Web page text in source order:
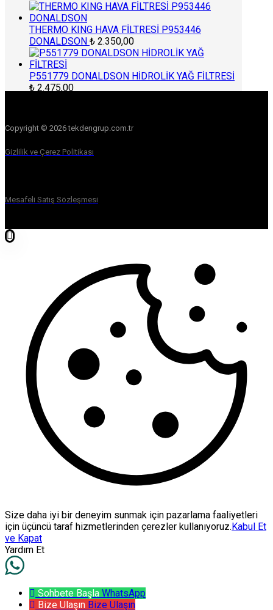
THERMO KING HAVA FİLTRESİ P953446
DONALDSON ₺ 2.350,00
P551779 DONALDSON HİDROLİK YAĞ FİLTRESİ
₺ 2.475,00
Copyright © 2026 tekdengrup.com.tr
Gizlilik ve Çerez Politikası
Mesafeli Satış Sözleşmesi
Size daha iyi bir deneyim sunmak için pazarlama faaliyetleri
için üçüncü taraf hizmetlerinden çerezler kullanıyoruz. Kabul Et
ve Kapat
Yardım Et
Sohbete Başla WhatsApp
Bize Ulaşın Bize Ulaşın